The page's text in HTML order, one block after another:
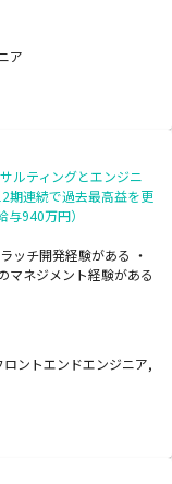
ア
ルティングとエンジニ
期連続で過去最高益を更
940万円）
ッチ開発経験がある ・
マネジメント経験がある
ントエンドエンジニア,